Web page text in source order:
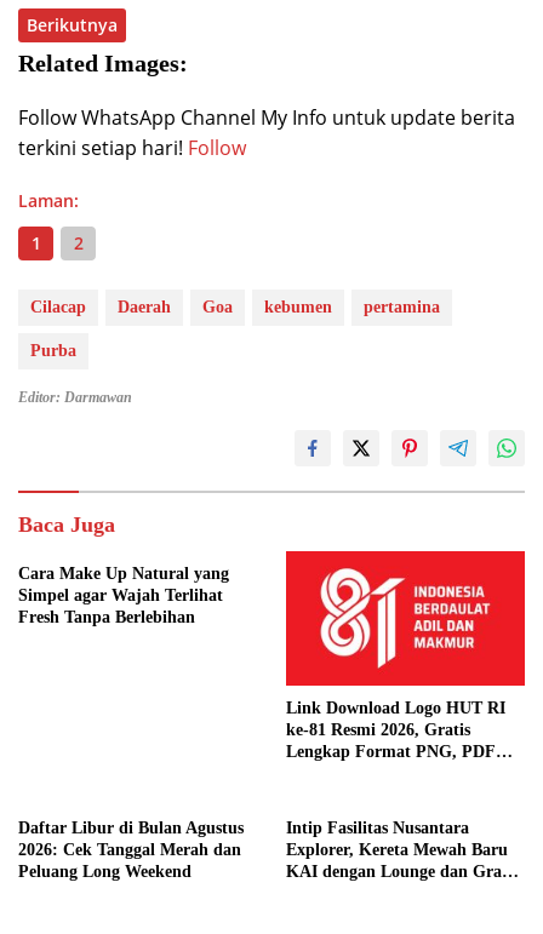
Berikutnya
Related Images:
Follow WhatsApp Channel My Info untuk update berita
terkini setiap hari! Follow
Laman:
1
2
Cilacap Daerah Goa kebumen pertamina
Purba
Editor: Darmawan
Baca Juga
Cara Make Up Natural yang
Simpel agar Wajah Terlihat
Fresh Tanpa Berlebihan
Link Download Logo HUT RI
ke-81 Resmi 2026, Gratis
Lengkap Format PNG, PDF
Daftar Libur di Bulan Agustus
2026: Cek Tanggal Merah dan
Peluang Long Weekend
Intip Fasilitas Nusantara
Explorer, Kereta Mewah Baru
KAI dengan Lounge dan Grand